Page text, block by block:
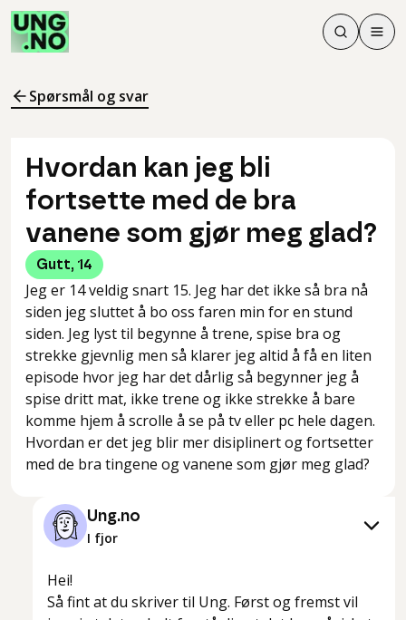
Søk
Søk
Meny
Spørsmål og svar
Hvordan kan jeg bli
fortsette med de bra
vanene som gjør meg glad?
Gutt, 14
Jeg er 14 veldig snart 15. Jeg har det ikke så bra nå
siden jeg sluttet å bo oss faren min for en stund
siden. Jeg lyst til begynne å trene, spise bra og
strekke gjevnlig men så klarer jeg altid å få en liten
episode hvor jeg har det dårlig så begynner jeg å
spise dritt mat, ikke trene og ikke strekke å bare
komme hjem å scrolle å se på tv eller pc hele dagen.
Hvordan er det jeg blir mer disiplinert og fortsetter
med de bra tingene og vanene som gjør meg glad?
Ung.no
I fjor
Hei!
Så fint at du skriver til Ung. Først og fremst vil